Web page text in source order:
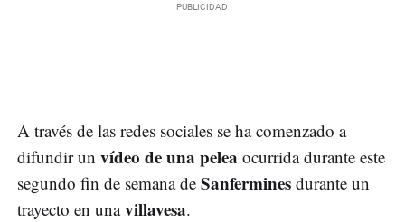
A través de las redes sociales se ha comenzado a
difundir un vídeo de una pelea ocurrida durante este
segundo fin de semana de Sanfermines durante un
trayecto en unavillavesa.